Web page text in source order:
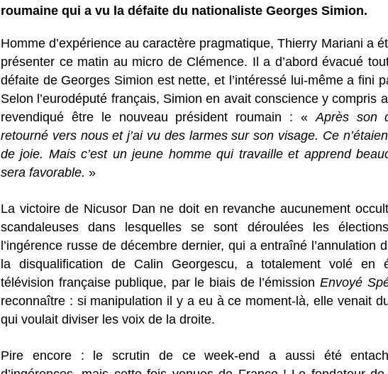
roumaine qui a vu la défaite du nationaliste Georges Simion.
Homme d’expérience au caractère pragmatique, Thierry Mariani a
présenter ce matin au micro de Clémence. Il a d’abord évacué
défaite de Georges Simion est nette, et l’intéressé lui-même a fini
Selon l’eurodéputé français, Simion en avait conscience y compris
revendiqué être le nouveau président roumain : «Après son
retourné vers nous et j’ai vu des larmes sur son visage. Ce
de joie. Mais c’est un jeune homme qui travaille et apprend
sera favorable. »
La victoire de Nicusor Dan ne doit en revanche aucunement
scandaleuses dans lesquelles se sont déroulées les
l’ingérence russe de décembre dernier, qui a entraîné l’annulation
la disqualification de Calin Georgescu, a totalement volé en
télévision française publique, par le biais de l’émission Envoyé
reconnaître : si manipulation il y a eu à ce moment-là, elle venait
qui voulait diviser les voix de la droite.
Pire encore : le scrutin de ce week-end a aussi été